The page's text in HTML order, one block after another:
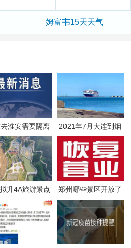
姆富韦15天天气
淮安需要隔离
最新隔离政策
2021年7月大连到烟
台航线因台风停航
升4A旅游景点
郑州哪些景区开放了
郑州景区什么时候恢
复开放